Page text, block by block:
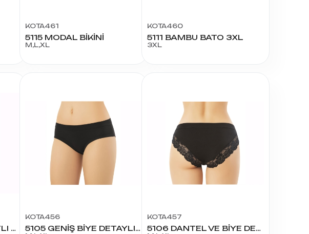
KOTA461
5115 MODAL BİKİNİ
M,L,XL
KOTA460
5111 BAMBU BATO 3XL
3XL
5103 ARKASI ÖİFT KATLI MODAL BİKİNİ
KOTA456
5105 GENİŞ BİYE DETAYLI MODAL BİKİNİ
KOTA457
5106 DANTEL VE BİYE DETAYLI MODAL BİKİNİ